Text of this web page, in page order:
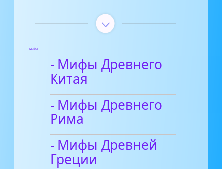
Мифы
- Мифы Древнего
Китая
- Мифы Древнего
Рима
- Мифы Древней
Греции